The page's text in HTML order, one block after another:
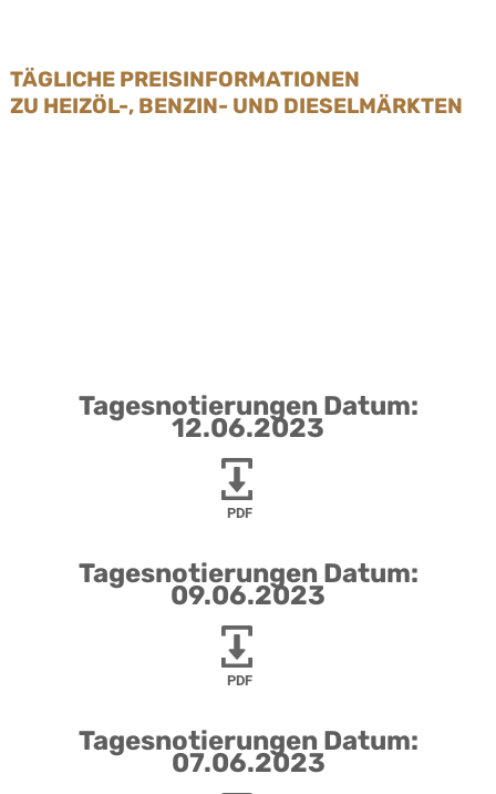
TÄGLICHE PREISINFORMATIONEN
ZU HEIZÖL-, BENZIN- UND DIESELMÄRKTEN
Tagesnotierungen Datum:
12.06.2023
PDF
Tagesnotierungen Datum:
09.06.2023
PDF
Tagesnotierungen Datum:
07.06.2023